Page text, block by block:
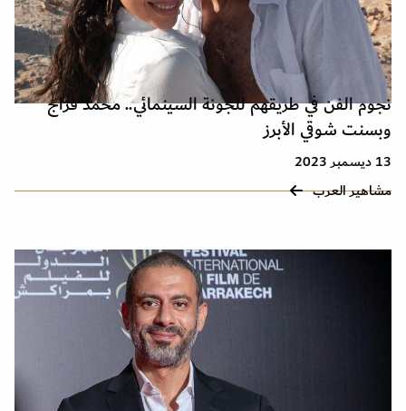
نجوم الفن في طريقهم للجونة السينمائي.. محمد فراج
وبسنت شوقي الأبرز
13 ديسمبر 2023
مشاهير العرب